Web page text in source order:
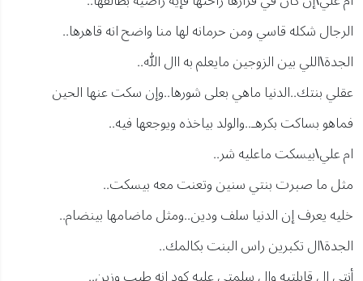
الرجال شكله قاسي ومن حرمانه لها منا واضح انه قاهرها..
الجدة\اللي بين الزوجين مايعلم به اال الله..
عقلي بنتك..الدنيا ماهي بعلى شورها..وإن سكت عنها الحين
فماهو بساكت بكرهـ..والولد بياخذه ويوجعها فيه..
ام علي\بيسكت ماعليه شر..
مثل ما صبرت بنتي سنين وتعنت معه بيسكت..
خليه يعرف إن الدنيا سلف ودين..ومثل ماضامها بينضام..
الجدة\ال تكبرين راس البنت بكالمك..